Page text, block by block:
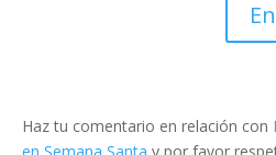
Haz tu comentario en relación con